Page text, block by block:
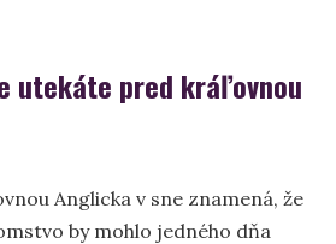
utekáte pred kráľovnou
Anglicka v sne znamená, že
by mohlo jedného dňa